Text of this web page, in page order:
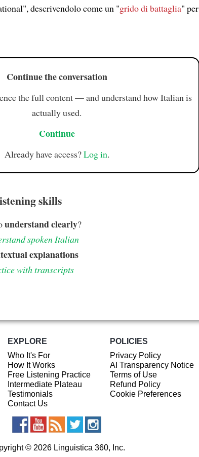
descrivendolo come un "grido di battaglia" per
Continue the conversation
the full content — and understand how Italian is
actually used.
Continue
Already have access?Log in.
skills
understand clearly?
spoken Italian
explanations
with transcripts
EXPLORE
Who It's For
How It Works
Free Listening Practice
Intermediate Plateau
Testimonials
Contact Us
POLICIES
Privacy Policy
AI Transparency Notice
Terms of Use
Refund Policy
Cookie Preferences
© 2026 Linguistica 360, Inc.